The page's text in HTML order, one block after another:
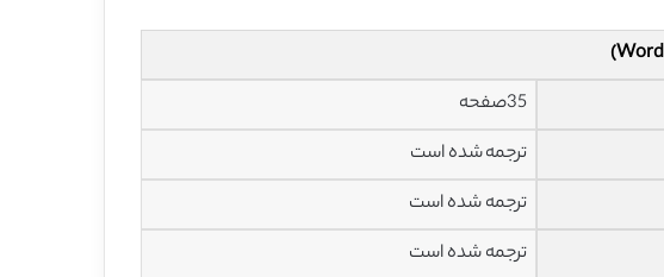
35صفحه
ترجمه شده است
ترجمه شده است
ترجمه شده است